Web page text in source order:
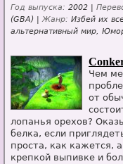
Год выпуска: 2002 |
(GBA) |Жанр: Избей их
альтернативный мир,
Чем
от
лопанья орехов?
белка, если
проста, как кажется,
крепкой выпивке и